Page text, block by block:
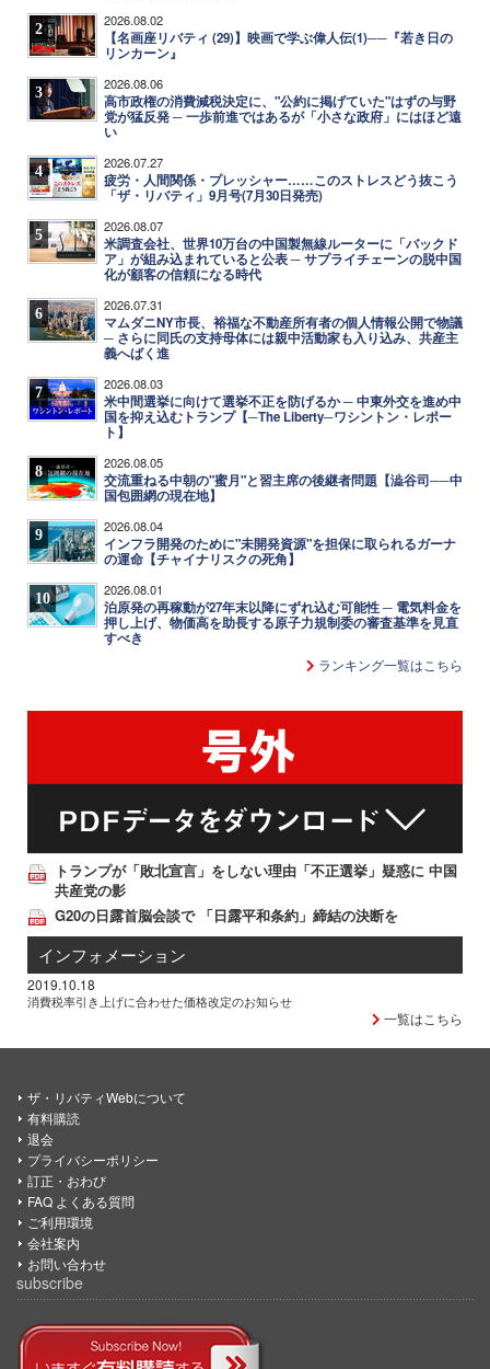
2 2026.08.02
【名画座リバティ (29)】映画で学ぶ偉人伝(1)──『若き日の
リンカーン』
3 2026.08.06
高市政権の消費減税決定に、"公約に掲げていた"はずの与野
党が猛反発 ─ 一歩前進ではあるが「小さな政府」にはほど遠
い
4 2026.07.27
疲労・人間関係・プレッシャー……このストレスどう抜こう
「ザ・リバティ」9月号(7月30日発売)
5 2026.08.07
米調査会社、世界10万台の中国製無線ルーターに「バックド
ア」が組み込まれていると公表 ─ サプライチェーンの脱中国
化が顧客の信頼になる時代
6 2026.07.31
マムダニNY市長、裕福な不動産所有者の個人情報公開で物議
─ さらに同氏の支持母体には親中活動家も入り込み、共産主
義へばく進
7 2026.08.03
米中間選挙に向けて選挙不正を防げるか ─ 中東外交を進め中
国を抑え込むトランプ【─The Liberty─ワシントン・レポー
ト】
8 2026.08.05
交流重ねる中朝の"蜜月"と習主席の後継者問題【澁谷司──中
国包囲網の現在地】
9 2026.08.04
インフラ開発のために"未開発資源"を担保に取られるガーナ
の運命【チャイナリスクの死角】
10 2026.08.01
泊原発の再稼動が27年末以降にずれ込む可能性 ─ 電気料金を
押し上げ、物価高を助長する原子力規制委の審査基準を見直
すべき
ランキング一覧はこちら
トランプが「敗北宣言」をしない理由「不正選挙」疑惑に 中国
共産党の影
G20の日露首脳会談で 「日露平和条約」締結の決断を
インフォメーション
2019.10.18
消費税率引き上げに合わせた価格改定のお知らせ
一覧はこちら
ザ・リバティWebについて
有料購読
退会
プライバシーポリシー
訂正・おわび
FAQ よくある質問
ご利用環境
会社案内
お問い合わせ
subscribe